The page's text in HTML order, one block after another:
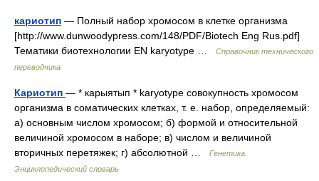
кариотип — Полный набор хромосом в клетке организма
[http://www.dunwoodypress.com/148/PDF/Biotech Eng Rus.pdf]
Тематики биотехнологии EN karyotype …
Справочник технического
переводчика
Кариотип — * карыятып * karyotype совокупность хромосом
организма в соматических клетках, т. е. набор, определяемый:
а) основным числом хромосом; б) формой и относительной
величиной хромосом в наборе; в) числом и величиной
вторичных перетяжек; г) абсолютной …
Генетика.
Энциклопедический словарь